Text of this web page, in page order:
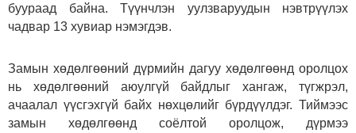
буураад байна. Түүнчлэн уулзваруудын нэвтрүүлэх
чадвар 13 хувиар нэмэгдэв.
Замын хөдөлгөөний дүрмийн дагуу хөдөлгөөнд оролцох
нь хөдөлгөөний аюулгүй байдлыг хангаж, түгжрэл,
ачаалал үүсгэхгүй байх нөхцөлийг бүрдүүлдэг. Тиймээс
замын хөдөлгөөнд соёлтой оролцож, дүрмээ